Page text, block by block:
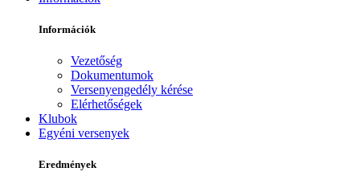
Információk
Vezetőség
Dokumentumok
Versenyengedély kérése
Elérhetőségek
Klubok
Egyéni versenyek
Eredmények